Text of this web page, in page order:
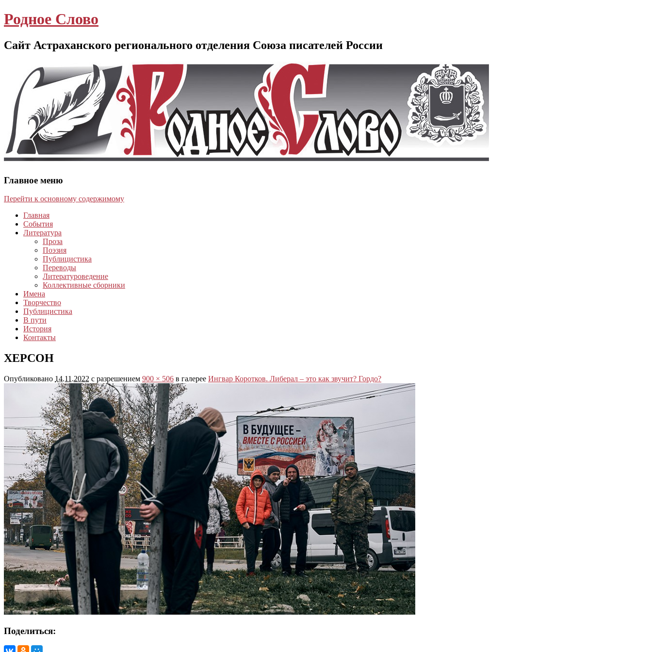
Родное Слово
Сайт Астраханского регионального отделения Союза писателей России
Главное меню
Перейти к основному содержимому
Главная
События
Литература
Проза
Поэзия
Публицистика
Переводы
Литературоведение
Коллективные сборники
Имена
Творчество
Публицистика
В пути
История
Контакты
ХЕРСОН
Опубликовано 14.11.2022 с разрешением 900 × 506 в галерее Ингвар Коротков. Либерал – это как звучит? Гордо?
Поделиться: